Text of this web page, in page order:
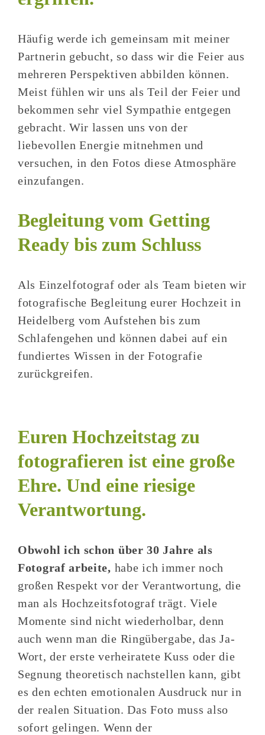
Häufig werde ich gemeinsam mit meiner
Partnerin gebucht, so dass wir die Feier aus
mehreren Perspektiven abbilden können.
Meist fühlen wir uns als Teil der Feier und
bekommen sehr viel Sympathie entgegen
gebracht. Wir lassen uns von der
liebevollen Energie mitnehmen und
versuchen, in den Fotos diese Atmosphäre
einzufangen.
Begleitung vom Getting
Ready bis zum Schluss
Als Einzelfotograf oder als Team bieten wir
fotografische Begleitung eurer Hochzeit in
Heidelberg vom Aufstehen bis zum
Schlafengehen und können dabei auf ein
fundiertes Wissen in der Fotografie
zurückgreifen.
Euren Hochzeitstag zu
fotografieren ist eine große
Ehre. Und eine riesige
Verantwortung.
Obwohl ich schon über 30 Jahre als
Fotograf arbeite, habe ich immer noch
großen Respekt vor der Verantwortung, die
man als Hochzeitsfotograf trägt. Viele
Momente sind nicht wiederholbar, denn
auch wenn man die Ringübergabe, das Ja-
Wort, der erste verheiratete Kuss oder die
Segnung theoretisch nachstellen kann, gibt
es den echten emotionalen Ausdruck nur in
der realen Situation. Das Foto muss also
sofort gelingen. Wenn der